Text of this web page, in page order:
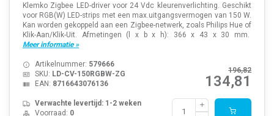
Klemko Zigbee LED-driver voor 24 Vdc kleurenverlichting. Geschikt
voor RGB(W) LED-strips met een max.uitgangsvermogen van 150 W.
Kan worden gekoppeld aan een Zigbee-netwerk, zoals Philips Hue of
Klik-Aan/Klik-Uit. Afmetingen (l x b x h): 366 x 43 x 30 mm.
Meer informatie »
196,82
134,81
Artikelnummer: 579666
SKU: LD-CV-150RGBW-ZG
EAN: 8716643076136
Verwachte levertijd: 1-2 weken
Voorraad: 0